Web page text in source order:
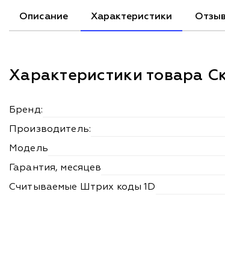
Описание Характеристики
Характеристики товара
Бренд:
Производитель:
Модель
Гарантия, месяцев
Считываемые Штрих коды 1D